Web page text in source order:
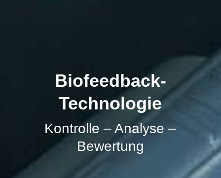
Biofeedback-
Technologie
Kontrolle – Analyse –
Bewertung